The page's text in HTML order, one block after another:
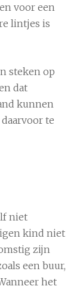
voor een
lintjes is
steken op
dat
kunnen
te
niet
kind niet
zijn
een buur,
het